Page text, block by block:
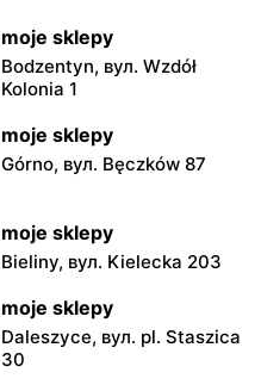
moje sklepy
Bodzentyn, вул. Wzdół
Kolonia 1
moje sklepy
Górno, вул. Bęczków 87
moje sklepy
Bieliny, вул. Kielecka 203
moje sklepy
Daleszyce, вул. pl. Staszica
30